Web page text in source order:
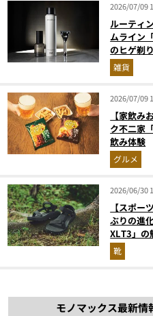
2026/07/09
ルーティ
ムライン
のヒゲ剃
雑貨
2026/07/09
【家飲み
ク不二家
飲み体験
グルメ
2026/06/30
【スポー
ぶりの進
XLT3」の
解説！
靴
モノマックス最新情